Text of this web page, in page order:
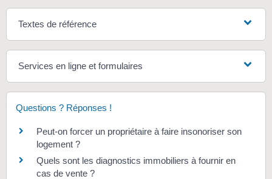
Textes de référence
Services en ligne et formulaires
Questions ? Réponses !
Peut-on forcer un propriétaire à faire insonoriser son
logement ?
Quels sont les diagnostics immobiliers à fournir en
cas de vente ?